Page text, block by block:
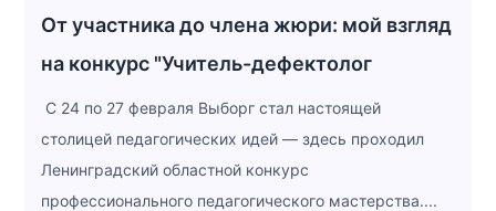
От участника до члена жюри: мой взгляд
на конкурс "Учитель-дефектолог
С 24 по 27 февраля Выборг стал настоящей
столицей педагогических идей — здесь проходил
Ленинградский областной конкурс
профессионального педагогического мастерства....